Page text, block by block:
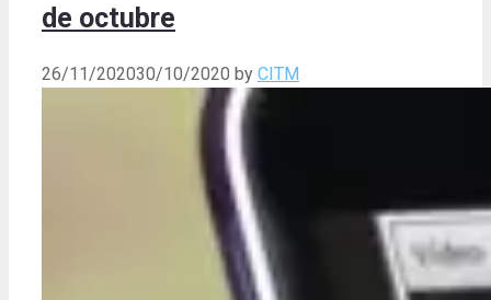
de octubre
26/11/202030/10/2020 by CITM